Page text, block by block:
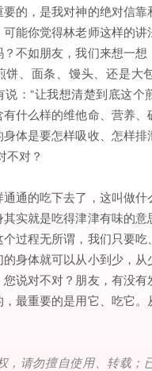
的，是我对神的绝对信
能你觉得林老师这样的讲
不如朋友，我们来想一
饼、面条、馒头、还是大
说：“让我想清楚到底这个
什么样的维他命、营养
体是要怎样吸收、怎样
不对？
通的吃下去了，这叫做
实就是吃得津津有味的意
过程无所谓，我们只要
身体就可以从小到少，
说对不对？朋友，有没有
最重要的是用它、吃它
，请勿擅自使用、转载；